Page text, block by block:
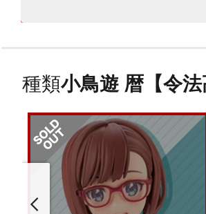
種類小鳥遊 暦【令